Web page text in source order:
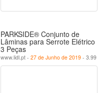
PARKSIDE® Conjunto de
Lâminas para Serrote Elétrico
3 Peças
www.lidl.pt - 27 de Junho de 2019 - 3.99